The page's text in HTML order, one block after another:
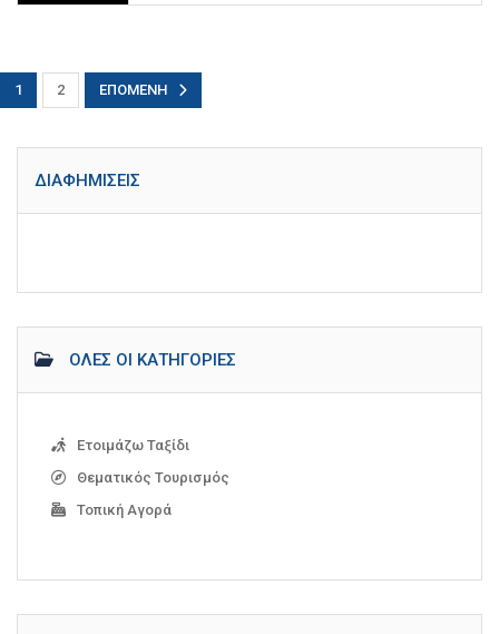
1 2 ΕΠΌΜΕΝΗ
ΔΙΑΦΗΜΊΣΕΙΣ
ΌΛΕΣ ΟΙ ΚΑΤΗΓΟΡΊΕΣ
Ετοιμάζω Ταξίδι
Θεματικός Τουρισμός
Τοπική Αγορά